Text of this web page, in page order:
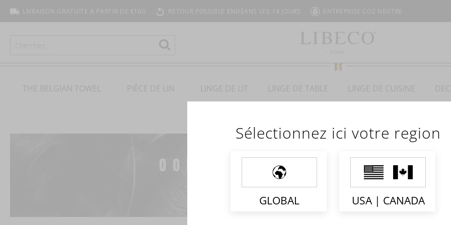
Sélectionnez ici votre region
GLOBAL USA | CANADA
LIVRAISON GRATUITE À PARTIR DE €100 RETOUR POSSIBLE ENDÉANS LES 14 JOURS ENTREPRISE CO2 NEUTRE
Rechercher
THE BELGIAN TOWEL PIÈCE DE LIN LINGE DE LIT LINGE DE TABLE LINGE DE CUISINE
OOPS, WE’VE LOST OUR